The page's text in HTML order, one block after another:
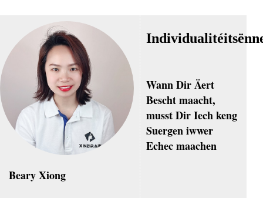
Beary Xiong
Wann Dir Äert
Bescht maacht,
musst Dir Iech keng
Suergen iwwer
Echec maachen